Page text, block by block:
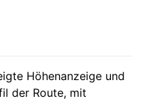
Höhenanzeige und
der Route, mit